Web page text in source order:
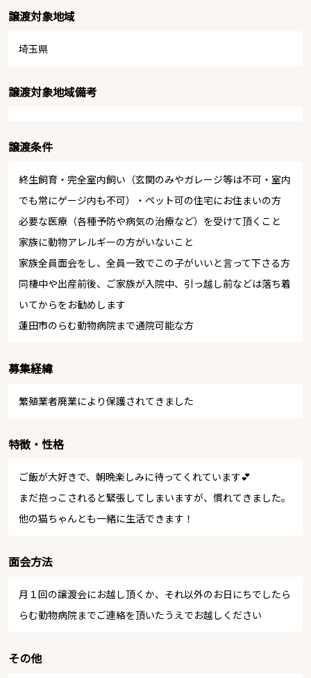
譲渡対象地域
埼玉県
譲渡対象地域備考
譲渡条件
終生飼育・完全室内飼い（玄関のみやガレージ等は不可・室内
でも常にゲージ内も不可）・ペット可の住宅にお住まいの方
必要な医療（各種予防や病気の治療など）を受けて頂くこと
家族に動物アレルギーの方がいないこと
家族全員面会をし、全員一致でこの子がいいと言って下さる方
同棲中や出産前後、ご家族が入院中、引っ越し前などは落ち着
いてからをお勧めします
蓮田市のらむ動物病院まで通院可能な方
募集経緯
繁殖業者廃業により保護されてきました
特徴・性格
ご飯が大好きで、朝晩楽しみに待ってくれています💕
まだ抱っこされると緊張してしまいますが、慣れてきました。
他の猫ちゃんとも一緒に生活できます！
面会方法
月１回の譲渡会にお越し頂くか、それ以外のお日にちでしたら
らむ動物病院までご連絡を頂いたうえでお越しください
その他